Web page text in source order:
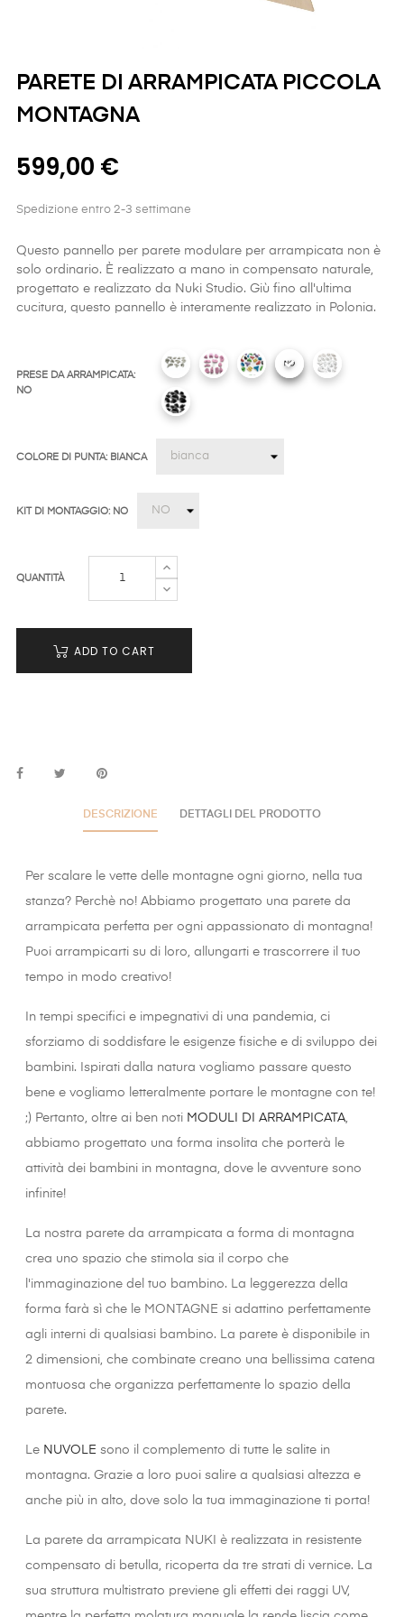
PARETE DI ARRAMPICATA PICCOLA
MONTAGNA
599,00 €
Spedizione entro 2-3 settimane
Questo pannello per parete modulare per arrampicata non è
solo ordinario. È realizzato a mano in compensato naturale,
progettato e realizzato da Nuki Studio. Giù fino all'ultima
cucitura, questo pannello è interamente realizzato in Polonia.
PRESE DA ARRAMPICATA:
NO
COLORE DI PUNTA: BIANCA
KIT DI MONTAGGIO: NO
QUANTITÀ
ADD TO CART
DESCRIZIONE DETTAGLI DEL PRODOTTO
Per scalare le vette delle montagne ogni giorno, nella tua
stanza? Perchè no! Abbiamo progettato una parete da
arrampicata perfetta per ogni appassionato di montagna!
Puoi arrampicarti su di loro, allungarti e trascorrere il tuo
tempo in modo creativo!
In tempi specifici e impegnativi di una pandemia, ci
sforziamo di soddisfare le esigenze fisiche e di sviluppo dei
bambini. Ispirati dalla natura vogliamo passare questo
bene e vogliamo letteralmente portare le montagne con te!
;) Pertanto, oltre ai ben noti MODULI DI ARRAMPICATA,
abbiamo progettato una forma insolita che porterà le
attività dei bambini in montagna, dove le avventure sono
infinite!
La nostra parete da arrampicata a forma di montagna
crea uno spazio che stimola sia il corpo che
l'immaginazione del tuo bambino. La leggerezza della
forma farà sì che le MONTAGNE si adattino perfettamente
agli interni di qualsiasi bambino. La parete è disponibile in
2 dimensioni, che combinate creano una bellissima catena
montuosa che organizza perfettamente lo spazio della
parete.
Le NUVOLE sono il complemento di tutte le salite in
montagna. Grazie a loro puoi salire a qualsiasi altezza e
anche più in alto, dove solo la tua immaginazione ti porta!
La parete da arrampicata NUKI è realizzata in resistente
compensato di betulla, ricoperta da tre strati di vernice. La
sua struttura multistrato previene gli effetti dei raggi UV,